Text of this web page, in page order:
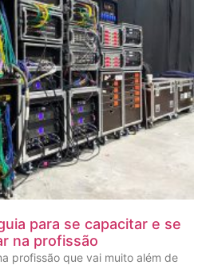
para se capacitar e se
na profissão
profissão que vai muito além de